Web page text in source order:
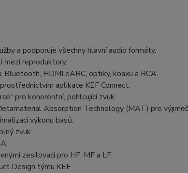
a podporuje všechny hlavní audio formáty.
mezi reproduktory.
HDMI eARC, optiky, koaxu a RCA.
aplikace KEF Connect.
pro koherentní, pohlcující zvuk.
Absorption Technology (MAT) pro
výkonu basů.
zvuk.
zesilovači pro HF, MF a LF.
Design týmu KEF